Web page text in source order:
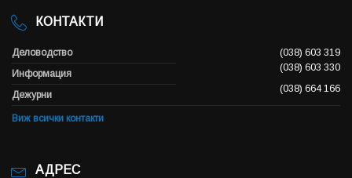
КОНТАКТИ
Деловодство
(038) 603 319
Информация
(038) 603 330
Дежурни
(038) 664 166
Виж всички контакти
АДРЕС